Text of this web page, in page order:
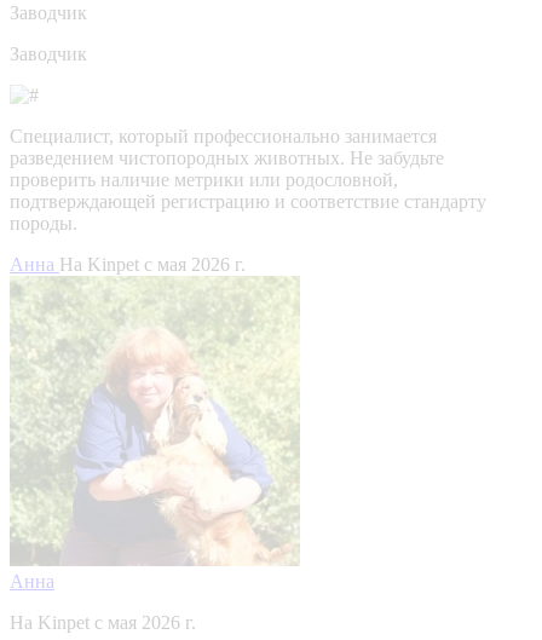
Заводчик
Заводчик
Специалист, который профессионально занимается
разведением чистопородных животных. Не забудьте
проверить наличие метрики или родословной,
подтверждающей регистрацию и соответствие стандарту
породы.
Анна На Kinpet c мая 2026 г.
Анна
На Kinpet c мая 2026 г.